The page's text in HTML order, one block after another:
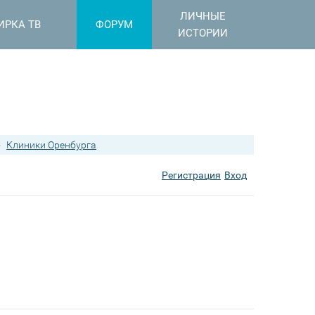
ТВ ФОРУМ
ЛИЧНЫЕ
ИСТОРИИ
Клиники Оренбурга
Регистрация Вход